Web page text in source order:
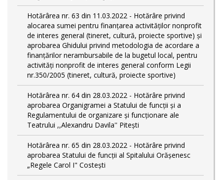
Hotărârea nr. 63 din 11.03.2022 - Hotărâre privind
alocarea sumei pentru finanțarea activităților nonprofit
de interes general (tineret, cultură, proiecte sportive) și
aprobarea Ghidului privind metodologia de acordare a
finanţărilor nerambursabile de la bugetul local, pentru
activităţi nonprofit de interes general conform Legii
nr.350/2005 (tineret, cultură, proiecte sportive)
Hotărârea nr. 64 din 28.03.2022 - Hotărâre privind
aprobarea Organigramei a Statului de funcţii și a
Regulamentului de organizare și funcționare ale
Teatrului ,,Alexandru Davila'' Pitești
Hotărârea nr. 65 din 28.03.2022 - Hotărâre privind
aprobarea Statului de funcţii al Spitalului Orășenesc
„Regele Carol I" Costești